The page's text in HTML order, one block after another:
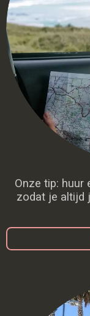
Onze tip: huur
zodat je altijd